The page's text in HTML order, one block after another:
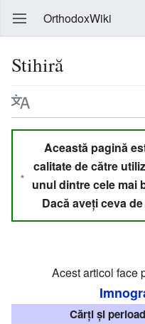
OrthodoxWiki
Stihiră
Această pagină
calitate de către
unul dintre cele mai
Dacă aveți ceva
Acest articol face
Cărți și